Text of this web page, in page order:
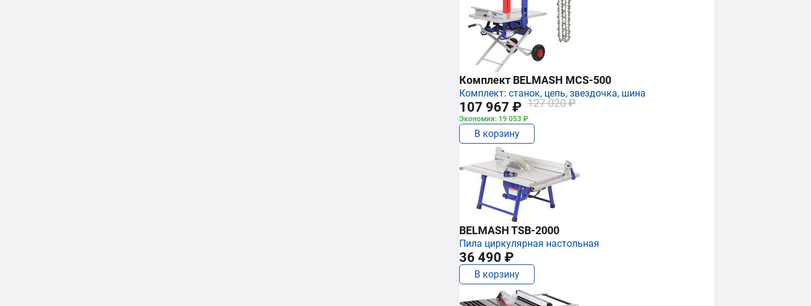
Комплект BELMASH MCS-500
Комплект: станок, цепь, звездочка, шина
107 967 ₽ 127 020 ₽
Экономия: 19 053 ₽
В корзину
BELMASH TSB-2000
Пила циркулярная настольная
36 490 ₽
В корзину